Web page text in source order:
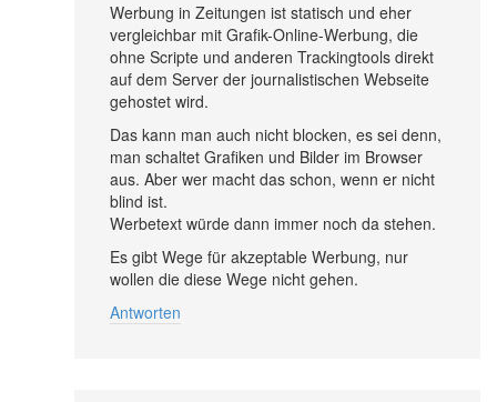
Werbung in Zeitungen ist statisch und eher
vergleichbar mit Grafik-Online-Werbung, die
ohne Scripte und anderen Trackingtools direkt
auf dem Server der journalistischen Webseite
gehostet wird.
Das kann man auch nicht blocken, es sei denn,
man schaltet Grafiken und Bilder im Browser
aus. Aber wer macht das schon, wenn er nicht
blind ist.
Werbetext würde dann immer noch da stehen.
Es gibt Wege für akzeptable Werbung, nur
wollen die diese Wege nicht gehen.
Antworten